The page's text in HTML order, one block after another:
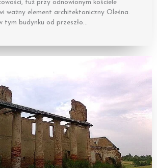
tuż przy odnowionym kościele
ważny element architektoniczny Oleśna.
tym budynku od przeszło…